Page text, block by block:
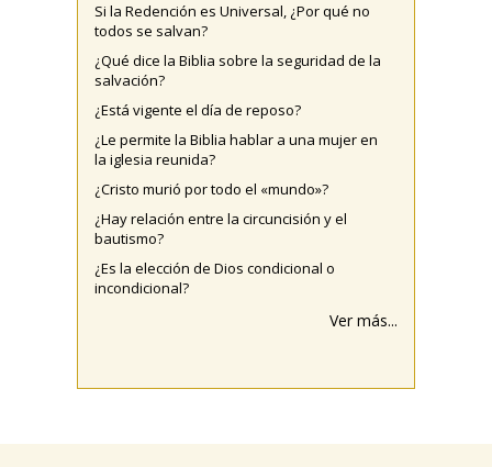
Si la Redención es Universal, ¿Por qué no
todos se salvan?
¿Qué dice la Biblia sobre la seguridad de la
salvación?
¿Está vigente el día de reposo?
¿Le permite la Biblia hablar a una mujer en
la iglesia reunida?
¿Cristo murió por todo el «mundo»?
¿Hay relación entre la circuncisión y el
bautismo?
¿Es la elección de Dios condicional o
incondicional?
Ver más...